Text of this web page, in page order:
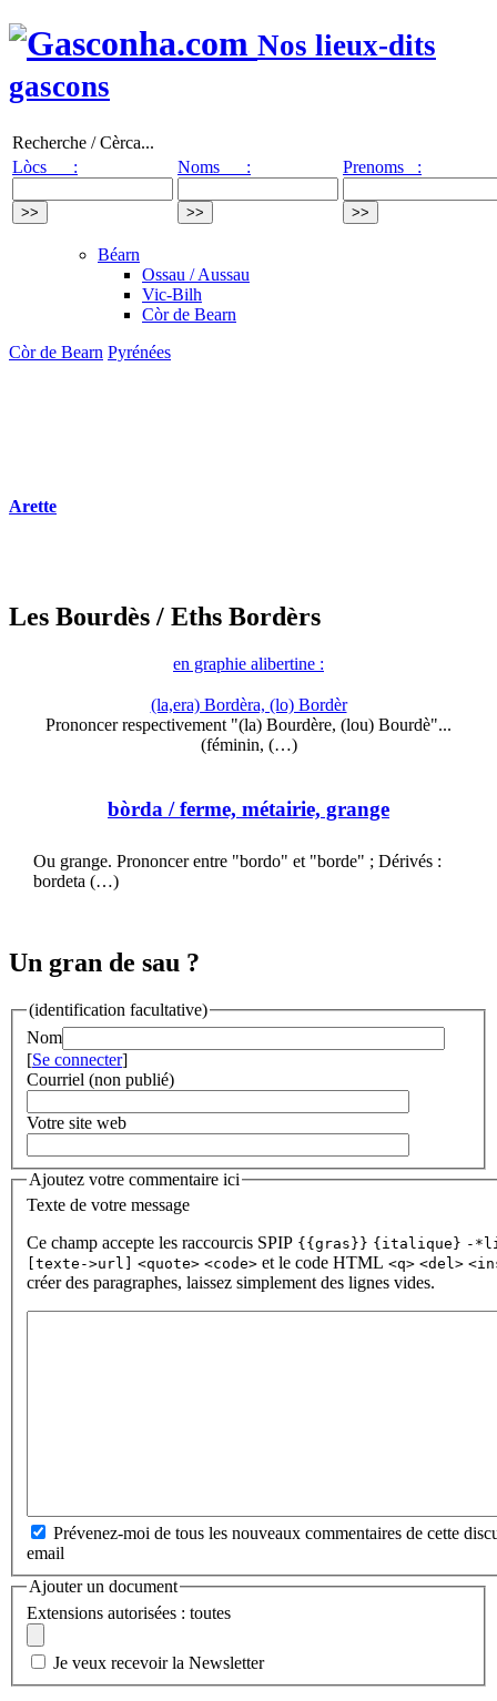
Nos lieux-dits
gascons
Recherche / Cèrca...
Lòcs :
Noms : Prenoms :
Béarn
Ossau / Aussau
Vic-Bilh
Còr de Bearn
Còr de Bearn Pyrénées
Arette
Les Bourdès / Eths Bordèrs
en graphie alibertine :
(la,era) Bordèra, (lo) Bordèr
Prononcer respectivement "(la) Bourdère, (lou) Bourdè"...
(féminin, (…)
bòrda / ferme, métairie, grange
Ou grange. Prononcer entre "bordo" et "borde" ; Dérivés :
bordeta (…)
Un gran de sau ?
(identification facultative)
Nom
[Se connecter]
Courriel (non publié)
Votre site web
Ajoutez votre commentaire ici
Texte de votre message
Ce champ accepte les raccourcis SPIP {{gras}} {italique} -
[texte->url]
<quote> <code> et le code HTML <q> <del>
créer des paragraphes, laissez simplement des lignes vides.
Prévenez-moi de tous les nouveaux commentaires de cette
email
Ajouter un document
Extensions autorisées : toutes
Je veux recevoir la Newsletter